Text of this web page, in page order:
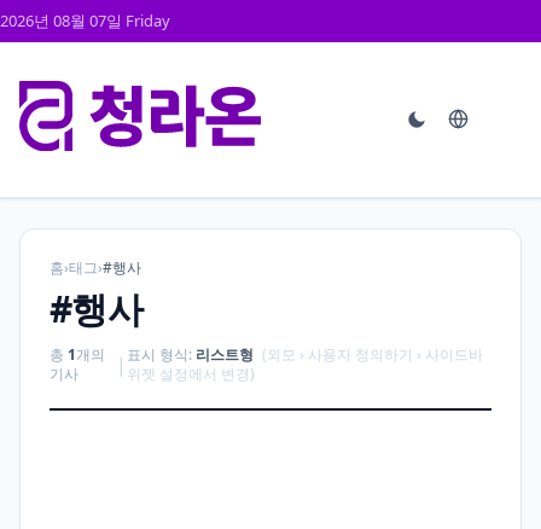
2026년 08월 07일 Friday
홈›태그›#행사
#행사
총 1개의
기사
| 표시 형식: 리스트형 (외모 › 사용자 정의하기 › 사이드바
위젯 설정에서 변경)